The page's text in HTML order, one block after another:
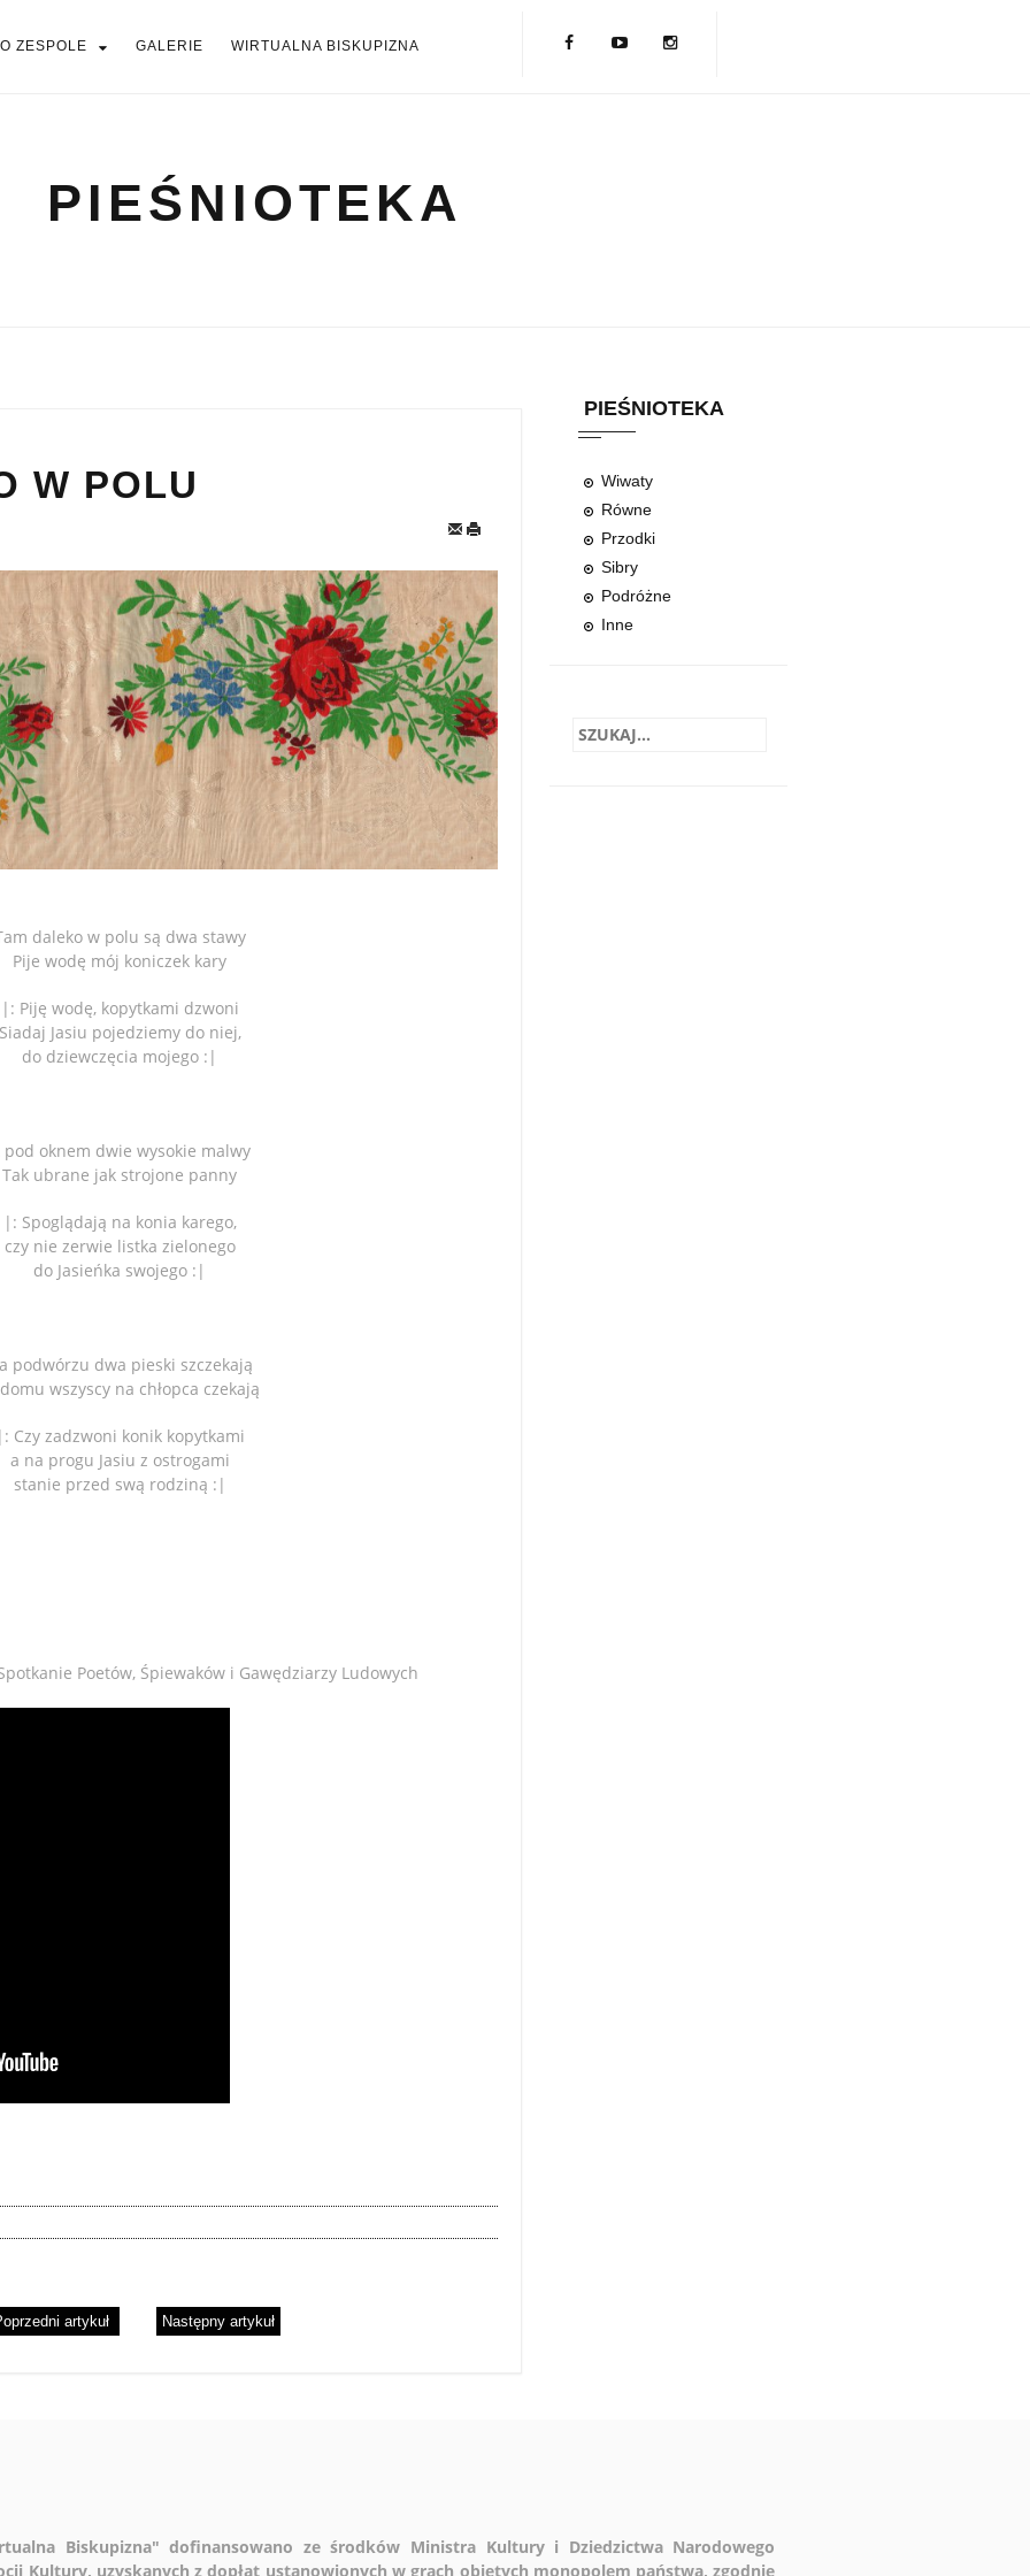
AKTUALNOŚCI
O ZESPOLE GALERIE WIRTUALNA BISKUPIZNA
PIEŚNIOTEKA
W POLU
daleko w polu są dwa stawy
Pije wodę mój koniczek kary
|: Piję wodę, kopytkami dzwoni
Siadaj Jasiu pojedziemy do niej,
do dziewczęcia mojego :|
pod oknem dwie wysokie malwy
Tak ubrane jak strojone panny
|: Spoglądają na konia karego,
czy nie zerwie listka zielonego
do Jasieńka swojego :|
podwórzu dwa pieski szczekają
wszyscy na chłopca czekają
|: Czy zadzwoni konik kopytkami
a na progu Jasiu z ostrogami
stanie przed swą rodziną :|
Poetów, Śpiewaków i Gawędziarzy Ludowych
artykuł Następny artykuł
PIEŚNIOTEKA
Wiwaty
Równe
Przodki
Sibry
Podróżne
Inne
Biskupizna" dofinansowano ze środków Ministra Kultury i Dziedzictwa Narodowego
Kultury, uzyskanych z dopłat ustanowionych w grach objętych monopolem państwa, zgodnie